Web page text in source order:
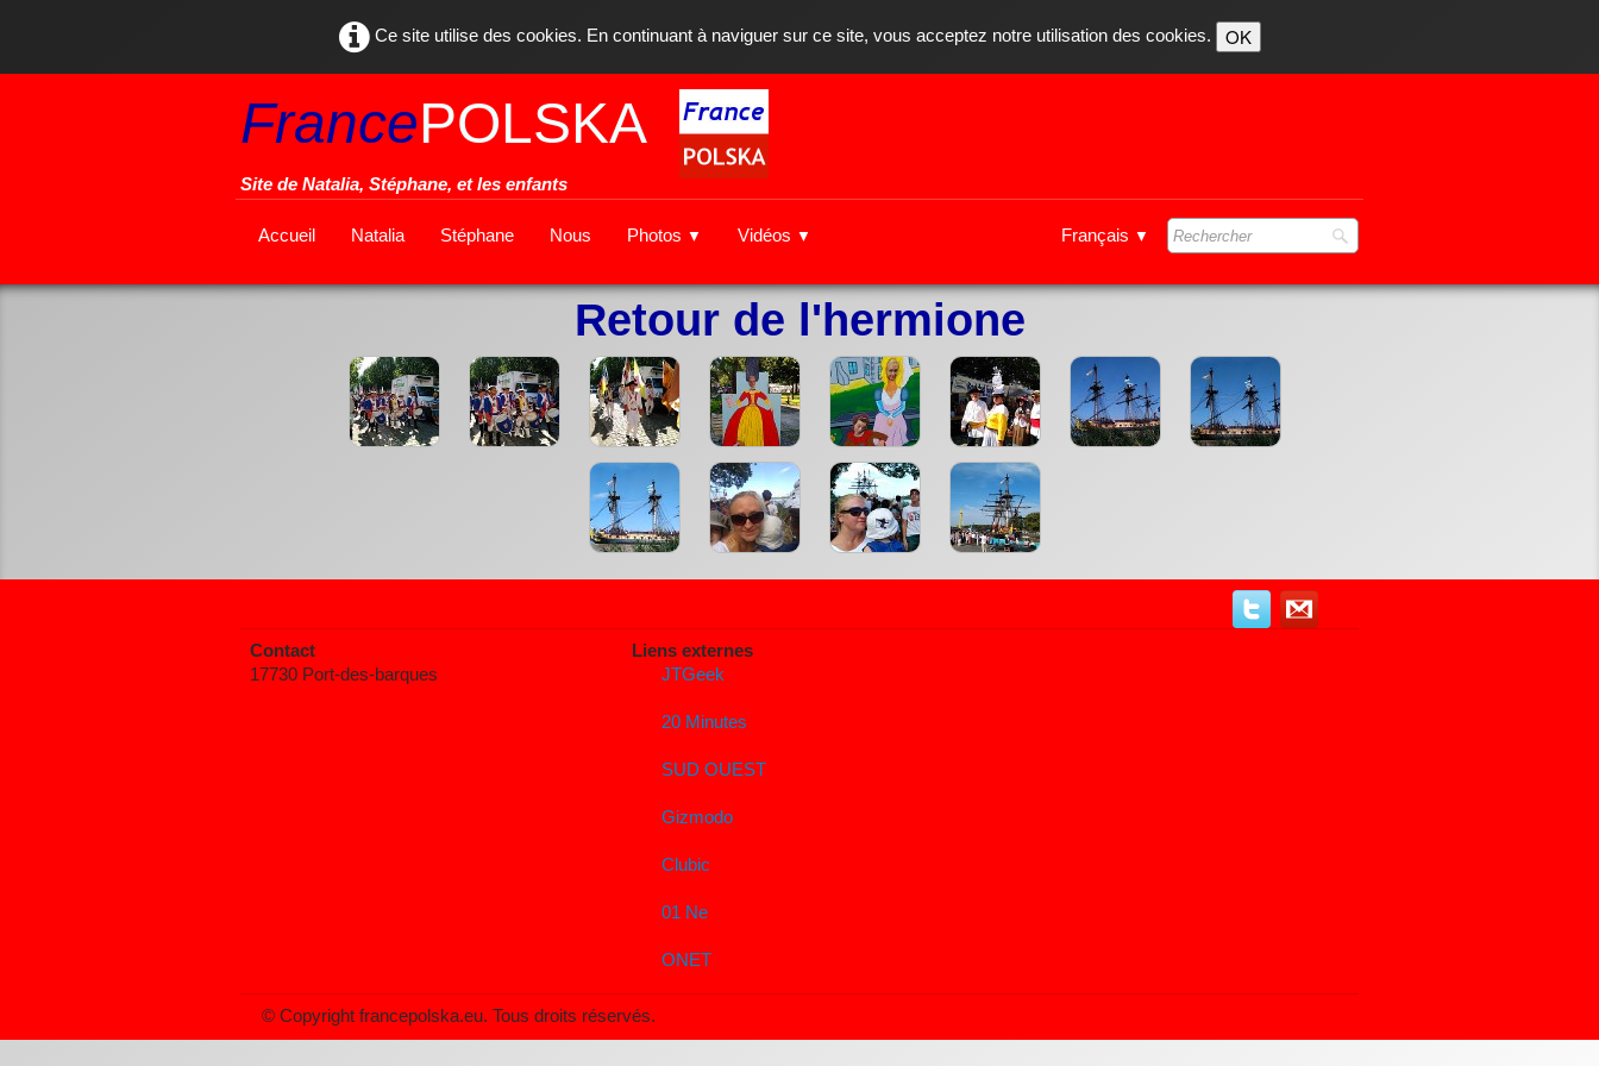
Ce site utilise des cookies. En continuant à naviguer sur ce site, vous acceptez notre utilisation des cookies. OK
FrancePOLSKA
Site de Natalia, Stéphane, et les enfants
Français ▼
Accueil Natalia Stéphane Nous Photos ▼ Vidéos ▼
Retour de l'hermione
Contact
17730 Port-des-barques
Liens externes
JTGeek
20 Minutes
SUD OUEST
Gizmodo
Clubic
01 Ne
ONET
© Copyright francepolska.eu. Tous droits réservés.